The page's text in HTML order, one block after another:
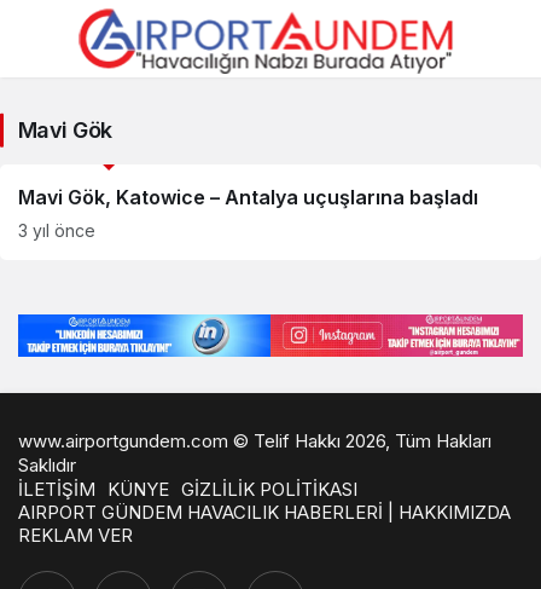
Gök
Haberleri
Mavi Gök
Mavi Gök, Katowice – Antalya uçuşlarına başladı
3 yıl önce
www.airportgundem.com © Telif Hakkı 2026, Tüm Hakları
Saklıdır
İLETİŞİM
KÜNYE GİZLİLİK POLİTİKASI
AIRPORT GÜNDEM HAVACILIK HABERLERİ | HAKKIMIZDA
REKLAM VER